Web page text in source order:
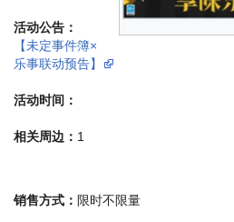
活动公告：
【未定事件簿×
乐事联动预告】
活动时间：
相关周边： 1
销售方式： 限时不限量